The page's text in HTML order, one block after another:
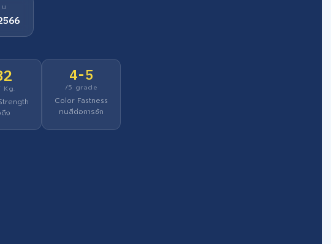
Kg.
ง
4-5
/5 grade
Color Fastness
ทนสีต่อการซัก